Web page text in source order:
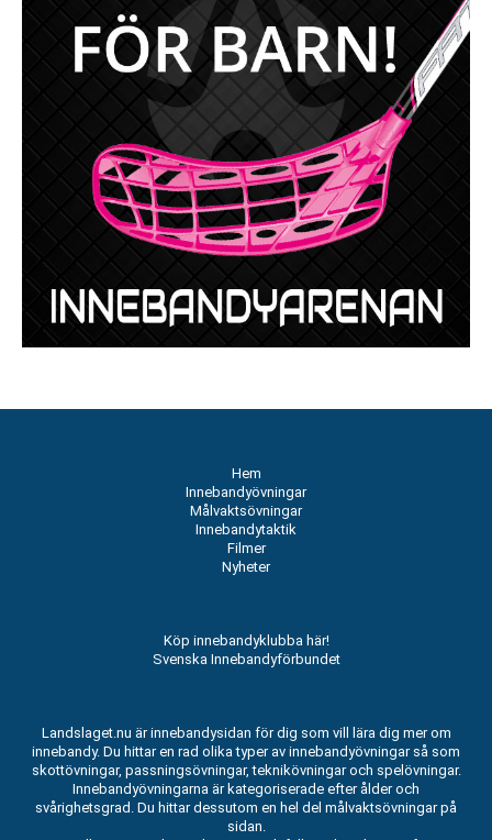
Hem
Innebandyövningar
Målvaktsövningar
Innebandytaktik
Filmer
Nyheter
Köp innebandyklubba här!
Svenska Innebandyförbundet
Landslaget.nu är innebandysidan för dig som vill lära dig mer om
innebandy. Du hittar en rad olika typer av innebandyövningar så som
skottövningar, passningsövningar, teknikövningar och spelövningar.
Innebandyövningarna är kategoriserade efter ålder och
svårighetsgrad. Du hittar dessutom en hel del målvaktsövningar på
sidan.